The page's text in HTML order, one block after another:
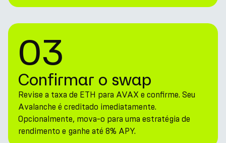
03
Confirmar o swap
Revise a taxa de ETH para AVAX e confirme. Seu
Avalanche é creditado imediatamente.
Opcionalmente, mova-o para uma estratégia de
rendimento e ganhe até 8% APY.